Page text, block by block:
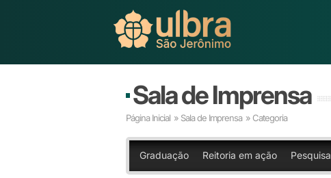
Sala de Imprensa
Página Inicial » Sala de Imprensa » Categoria
Graduação Reitoria em ação Pesquisa